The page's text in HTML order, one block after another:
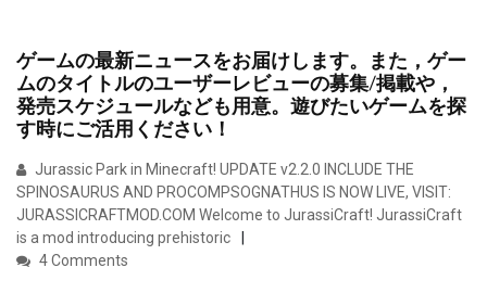
ゲームの最新ニュースをお届けします。また，ゲー
ムのタイトルのユーザーレビューの募集/掲載や，
発売スケジュールなども用意。遊びたいゲームを探
す時にご活用ください！
Jurassic Park in Minecraft! UPDATE v2.2.0 INCLUDE THE
SPINOSAURUS AND PROCOMPSOGNATHUS IS NOW LIVE, VISIT:
JURASSICRAFTMOD.COM Welcome to JurassiCraft! JurassiCraft
is a mod introducing prehistoric
4 Comments